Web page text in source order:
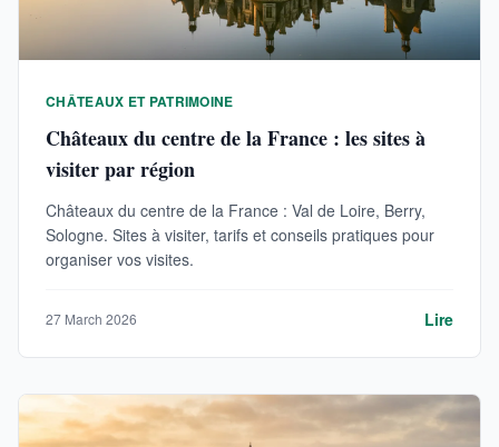
CHÂTEAUX ET PATRIMOINE
Châteaux du centre de la France : les sites à
visiter par région
Châteaux du centre de la France : Val de Loire, Berry,
Sologne. Sites à visiter, tarifs et conseils pratiques pour
organiser vos visites.
27 March 2026 Lire